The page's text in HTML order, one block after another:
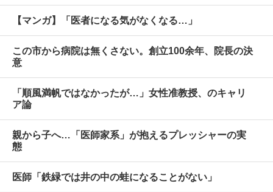
【マンガ】「医者になる気がなくなる…」
この市から病院は無くさない。創立100余年、院長の決
意
「順風満帆ではなかったが…」女性准教授、のキャリ
ア論
親から子へ…「医師家系」が抱えるプレッシャーの実
態
医師「鉄緑では井の中の蛙になることがない」